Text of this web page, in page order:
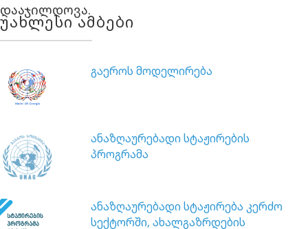
დააჯილდოვა.
უახლესი ამბები
გაეროს მოდელირება
ანაზღაურებადი სტაჟირების
პროგრამა
ანაზღაურებადი სტაჟირება კერძო
სექტორში, ახალგაზრდების